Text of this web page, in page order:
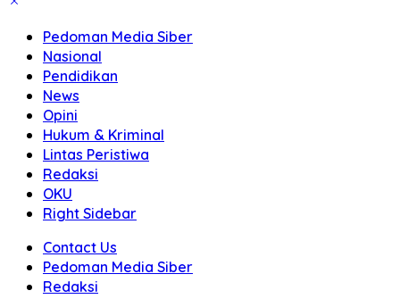
Pedoman Media Siber
Nasional
Pendidikan
News
Opini
Hukum & Kriminal
Lintas Peristiwa
Redaksi
OKU
Right Sidebar
Contact Us
Pedoman Media Siber
Redaksi